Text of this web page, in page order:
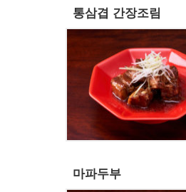
통삼겹 간장조림
마파두부